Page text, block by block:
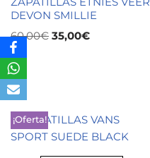
DEVON SMILLIE
60,00€ 35,00€
¡Oferta!